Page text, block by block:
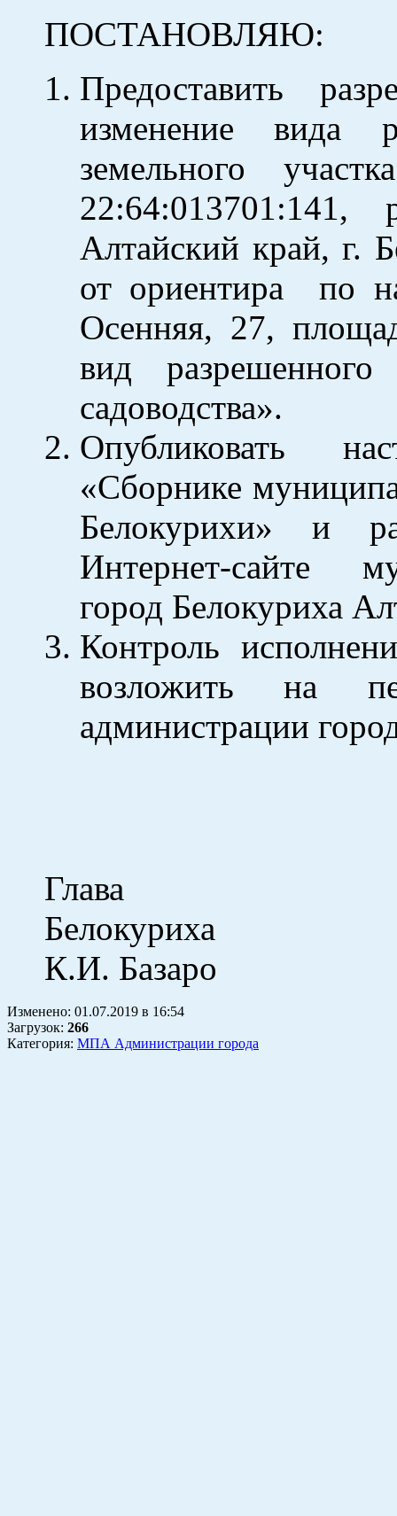
ПОСТАНОВЛЯЮ:
Предоставить
изменение вида
земельного
22:64:013701:141,
Алтайский край, г.
от ориентира по
Осенняя, 27,
вид
садоводства».
Опубликовать
«Сборнике
Белокурихи» и
Интернет-сайте
город Белокуриха
Контроль
возложить на
администрации
К.И. Базаро
Изменено: 01.07.2019 в 16:54
Загрузок: 266
Категория: МПА Администрации города